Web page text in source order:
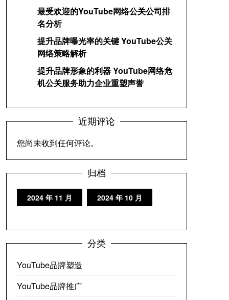
最受欢迎的YouTube网络公关公司排
名分析
提升品牌曝光率的关键 YouTube公关
网络策略解析
提升品牌形象的利器 YouTube网络危
机公关服务助力企业重塑声誉
近期评论
您尚未收到任何评论。
归档
2024 年 11 月 2024 年 10 月
分类
YouTube品牌塑造
YouTube品牌推广